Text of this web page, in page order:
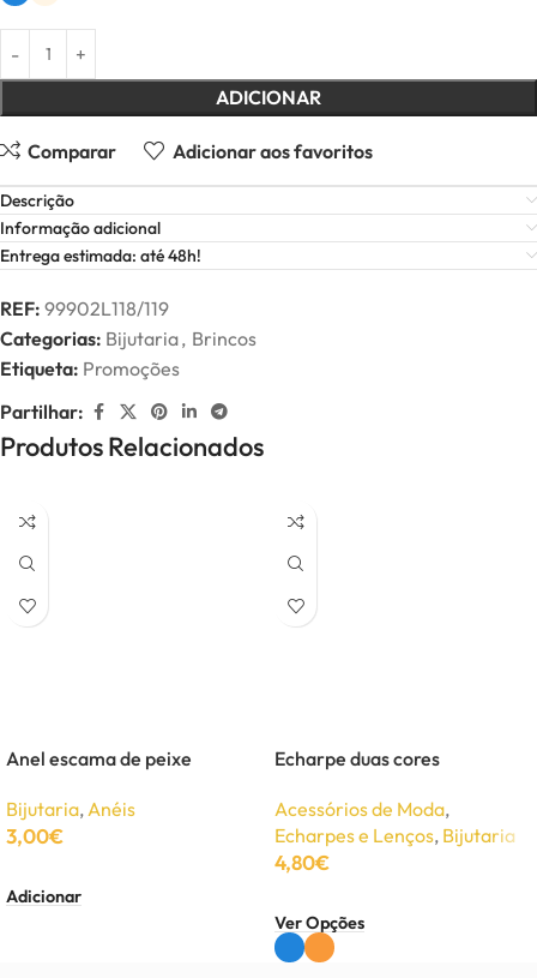
ADICIONAR
Comparar Adicionar aos favoritos
Descrição
Informação adicional
Entrega estimada: até 48h!
REF: 99902L118/119
Categorias: Bijutaria, Brincos
Etiqueta: Promoções
Partilhar:
Produtos Relacionados
Anel escama de peixe
Bijutaria,Anéis
3,00€
Adicionar
Echarpe duas cores
Acessórios de Moda,
Echarpes e Lenços, Bijutaria
4,80€
Ver Opções